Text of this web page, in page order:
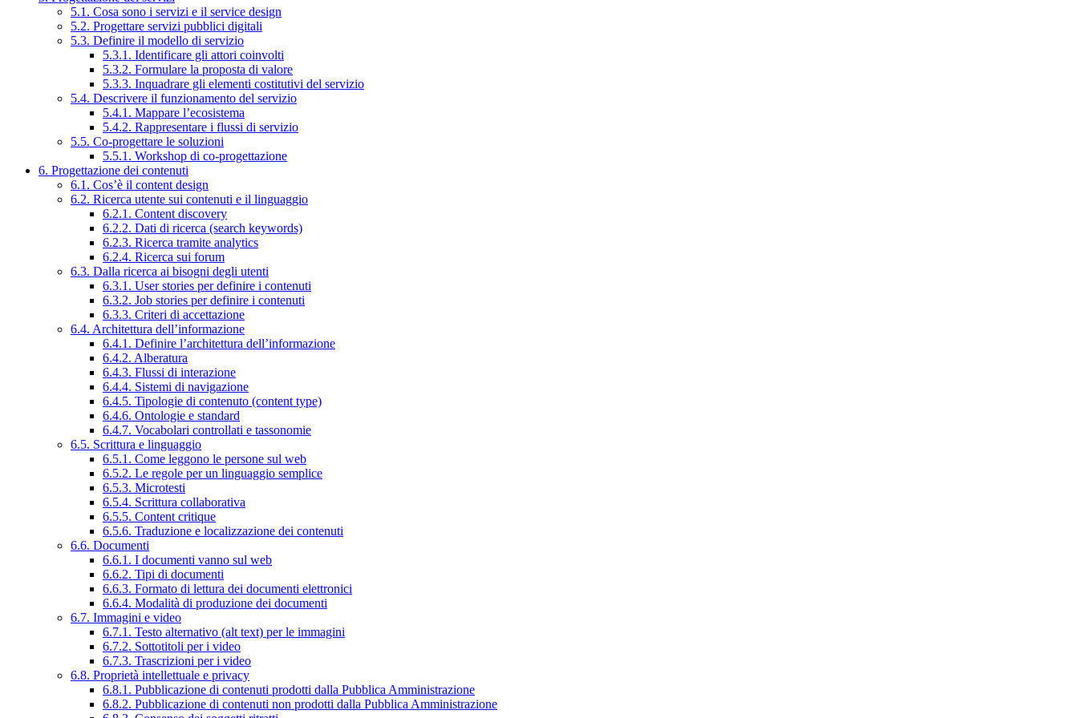
5.1. Cosa sono i servizi e il service design
5.2. Progettare servizi pubblici digitali
5.3. Definire il modello di servizio
5.3.1. Identificare gli attori coinvolti
5.3.2. Formulare la proposta di valore
5.3.3. Inquadrare gli elementi costitutivi del servizio
5.4. Descrivere il funzionamento del servizio
5.4.1. Mappare l’ecosistema
5.4.2. Rappresentare i flussi di servizio
5.5. Co-progettare le soluzioni
5.5.1. Workshop di co-progettazione
6. Progettazione dei contenuti
6.1. Cos’è il content design
6.2. Ricerca utente sui contenuti e il linguaggio
6.2.1. Content discovery
6.2.2. Dati di ricerca (search keywords)
6.2.3. Ricerca tramite analytics
6.2.4. Ricerca sui forum
6.3. Dalla ricerca ai bisogni degli utenti
6.3.1. User stories per definire i contenuti
6.3.2. Job stories per definire i contenuti
6.3.3. Criteri di accettazione
6.4. Architettura dell’informazione
6.4.1. Definire l’architettura dell’informazione
6.4.2. Alberatura
6.4.3. Flussi di interazione
6.4.4. Sistemi di navigazione
6.4.5. Tipologie di contenuto (content type)
6.4.6. Ontologie e standard
6.4.7. Vocabolari controllati e tassonomie
6.5. Scrittura e linguaggio
6.5.1. Come leggono le persone sul web
6.5.2. Le regole per un linguaggio semplice
6.5.3. Microtesti
6.5.4. Scrittura collaborativa
6.5.5. Content critique
6.5.6. Traduzione e localizzazione dei contenuti
6.6. Documenti
6.6.1. I documenti vanno sul web
6.6.2. Tipi di documenti
6.6.3. Formato di lettura dei documenti elettronici
6.6.4. Modalità di produzione dei documenti
6.7. Immagini e video
6.7.1. Testo alternativo (alt text) per le immagini
6.7.2. Sottotitoli per i video
6.7.3. Trascrizioni per i video
6.8. Proprietà intellettuale e privacy
6.8.1. Pubblicazione di contenuti prodotti dalla Pubblica Amministrazione
6.8.2. Pubblicazione di contenuti non prodotti dalla Pubblica Amministrazione